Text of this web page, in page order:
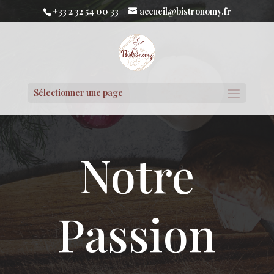
+33 2 32 54 00 33 accueil@bistronomy.fr
Sélectionner une page
Notre
Passion